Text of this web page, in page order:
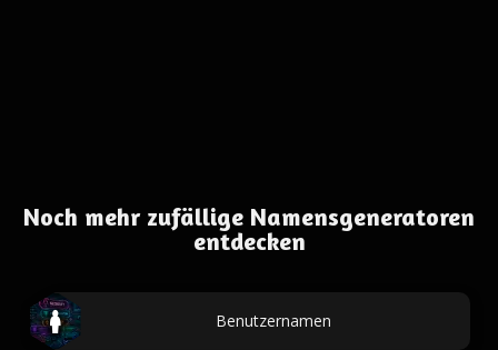
Noch mehr zufällige Namensgeneratoren
entdecken
Benutzernamen